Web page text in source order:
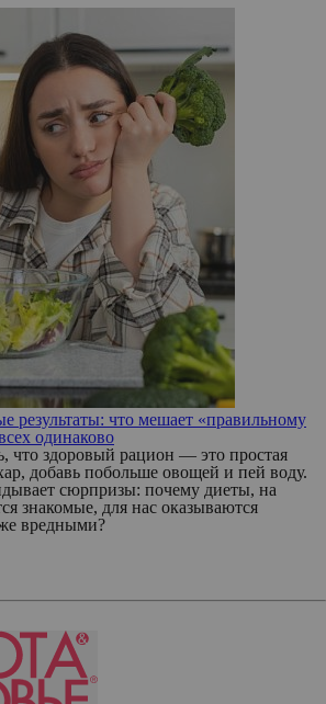
что мешает «правильному
одинаково
что здоровый рацион — это простая
добавь побольше овощей и пей воду.
сюрпризы: почему диеты, на
знакомые, для нас оказываются
вредными?